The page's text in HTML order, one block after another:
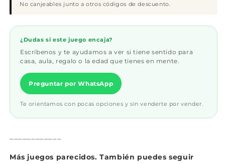
No canjeables junto a otros códigos de descuento.
¿Dudas si este juego encaja?
Escríbenos y te ayudamos a ver si tiene sentido para
casa, aula, regalo o la edad que tienes en mente.
Preguntar por WhatsApp
Te orientamos con pocas opciones y sin venderte por vender.
Más juegos parecidos. También puedes seguir